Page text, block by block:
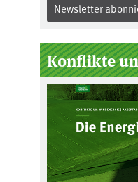
Newsletter
Konflikte